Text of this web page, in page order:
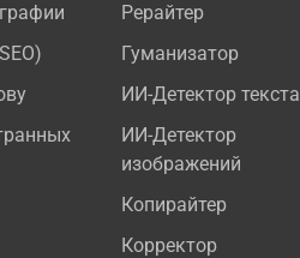
Рерайтер
Гуманизатор
ИИ-Детектор текста
ИИ-Детектор
изображений
Копирайтер
Корректор